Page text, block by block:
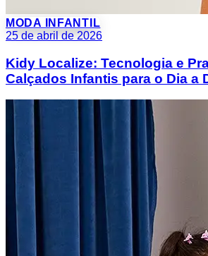
MODA INFANTIL
25 de abril de 2026
Kidy Localize: Tecnologia e
Calçados Infantis para o Dia a